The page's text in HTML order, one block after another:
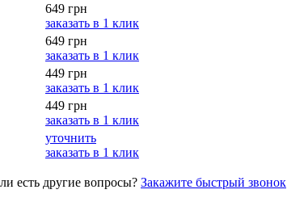
649 грн
заказать в 1 клик
649 грн
заказать в 1 клик
449 грн
заказать в 1 клик
449 грн
заказать в 1 клик
уточнить
заказать в 1 клик
есть другие вопросы? Закажите быстрый звонок